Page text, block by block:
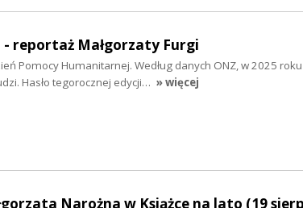
reportaż Małgorzaty Furgi
Pomocy Humanitarnej. Według danych ONZ, w 2025 roku
Hasło tegorocznej edycji… » więcej
Narożna w Książce na lato (19